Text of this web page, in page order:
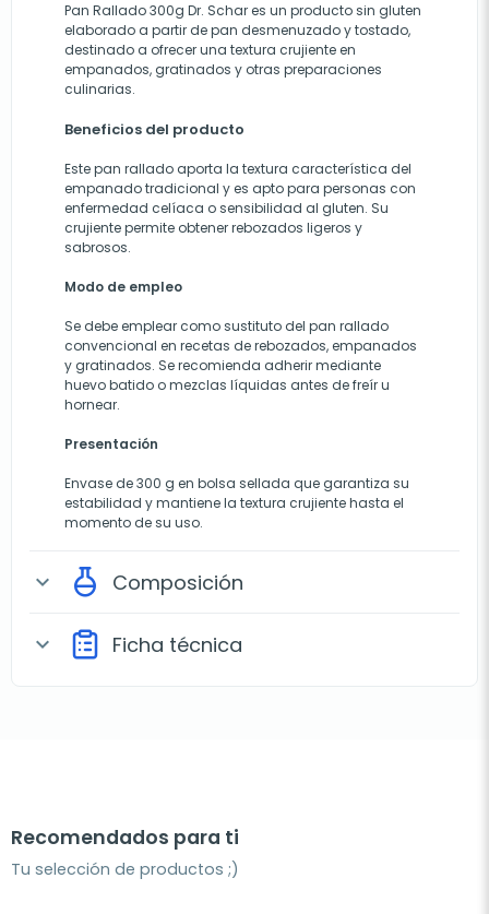
Pan Rallado 300g Dr. Schar es un producto sin gluten
elaborado a partir de pan desmenuzado y tostado,
destinado a ofrecer una textura crujiente en
empanados, gratinados y otras preparaciones
culinarias.
Beneficios del producto
Este pan rallado aporta la textura característica del
empanado tradicional y es apto para personas con
enfermedad celíaca o sensibilidad al gluten. Su
crujiente permite obtener rebozados ligeros y
sabrosos.
Modo de empleo
Se debe emplear como sustituto del pan rallado
convencional en recetas de rebozados, empanados
y gratinados. Se recomienda adherir mediante
huevo batido o mezclas líquidas antes de freír u
hornear.
Presentación
Envase de 300 g en bolsa sellada que garantiza su
estabilidad y mantiene la textura crujiente hasta el
momento de su uso.
expand_more Composición
expand_more Ficha técnica
Recomendados para ti
Tu selección de productos ;)